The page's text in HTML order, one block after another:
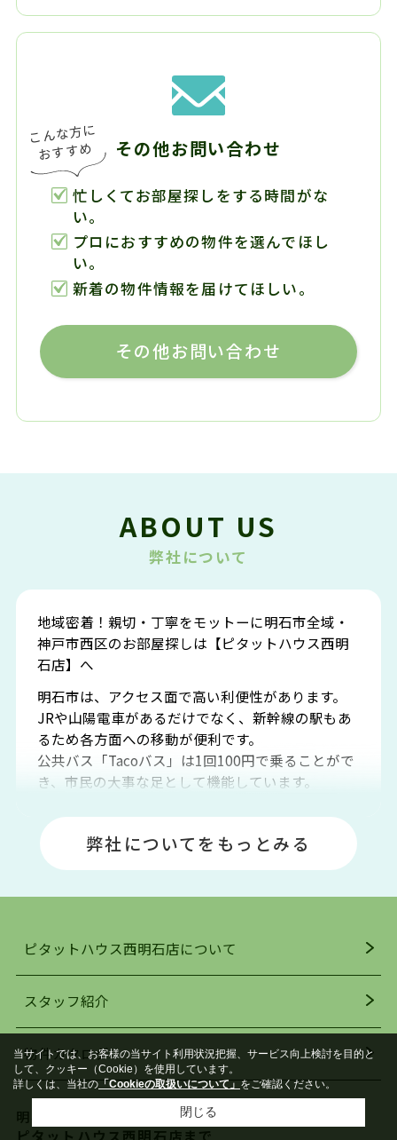
その他お問い合わせ
忙しくてお部屋探しをする時間がな
い。
プロにおすすめの物件を選んでほし
い。
新着の物件情報を届けてほしい。
その他お問い合わせ
ABOUT US
弊社について
地域密着！親切・丁寧をモットーに明石市全域・
神戸市西区のお部屋探しは【ピタットハウス西明
石店】へ
明石市は、アクセス面で高い利便性があります。
JRや山陽電車があるだけでなく、新幹線の駅もあ
るため各方面への移動が便利です。
公共バス「Tacoバス」は1回100円で乗ることがで
き、市民の大事な足として機能しています。
場や釣りスポットが多くあります。JR「大久保
駅」周辺には、ビブレ・イオンをはじめとした買
い物施設も多くあり、買い物にも困りません。
明石駅・西明石駅を中心に、明石市・神戸市西区
でお部屋探している方は、ぜひ当ＨＰにて物件を
お探しになってください。弊社は、スタッフの平
着の物件の情報をリサーチし、ＨＰにて随時更新
を行っており地域最大級の情報取扱量を誇ってお
ります。店頭で限られた物件をご紹介する、従来
の不動産のスタイルではなく、まずは、お客様ご
自身でインターネットを利用し、理想のお部屋を
弊社についてをもっとみる
ピタットハウス西明石店について
スタッフ紹介
物件カタログ
明石市内で賃貸を探すなら
ピタットハウス西明石店まで
当サイトでは、お客様の当サイト利用状況把握、サービス向上検討を目的と
して、クッキー（Cookie）を使用しています。
詳しくは、当社の「Cookieの取扱いについて」をご確認ください。
閉じる